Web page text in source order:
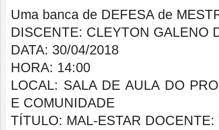
Uma banca de DEFESA de
DISCENTE: CLEYTON GALENO
DATA: 30/04/2018
HORA: 14:00
LOCAL: SALA DE AULA DO
E COMUNIDADE
TÍTULO: MAL-ESTAR